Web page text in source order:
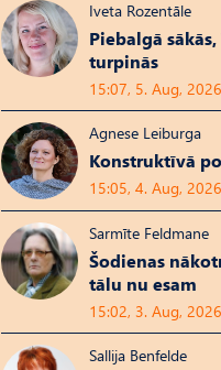
Iveta Rozentāle
Piebalgā
turpinās
15:07, 5. Aug, 2026
Agnese Leiburga
Konstruktīvā
15:05, 4. Aug, 2026
Sarmīte Feldmane
Šodienas
tālu nu esam
15:02, 3. Aug, 2026
Sallija Benfelde